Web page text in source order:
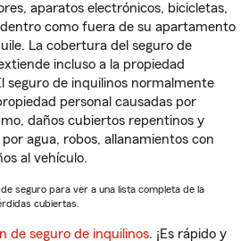
aparatos electrónicos, bicicletas,
como fuera de su apartamento
La cobertura del seguro de
incluso a la propiedad
seguro de inquilinos normalmente
personal causadas por
daños cubiertos repentinos y
agua, robos, allanamientos con
al vehículo.
seguro para ver a una lista completa de la
cubiertas.
de seguro de inquilinos. ¡Es rápido y